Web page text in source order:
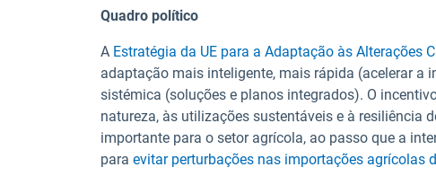
Quadro político
A Estratégia da UE para a Adaptação às Alterações
adaptação mais inteligente, mais rápida (acelerar a
sistémica (soluções e planos integrados). O
natureza, às utilizações sustentáveis e à resiliência
importante para o setor agrícola, ao passo que a
para evitar perturbações nas importações agrícolas